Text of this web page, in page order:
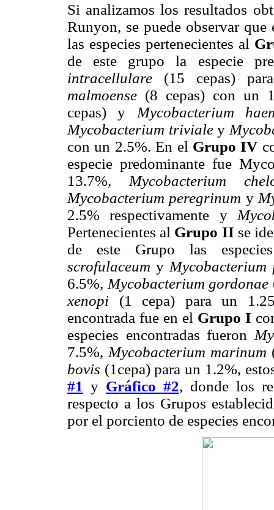
Si analizamos los resultados
Runyon, se puede observar
las especies pertenecientes al
de este grupo la especie
intracellulare (15 cepas)
malmoense (8 cepas) con un
cepas) y Mycobacterium
Mycobacterium trivialey
con un 2.5%. En el Grupo IV
especie predominante fue
13.7%, Mycobacterium
Mycobacterium peregrinum y
2.5% respectivamente y
Pertenecientes al Grupo II se
de este Grupo las
scrofulaceum y Mycobacterium
6.5%, Mycobacterium gordonae
xenopi (1 cepa) para un
encontrada fue en el Grupo I
especies encontradas fueron
7.5%, Mycobacterium marinum
bovis (1cepa) para un 1.2%,
#1 y Gráfico #2, donde los
respecto a los Grupos
por el porciento de especies